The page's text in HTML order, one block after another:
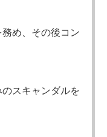
務め、その後コン
のスキャンダルを